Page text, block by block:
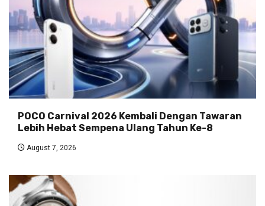
POCO Carnival 2026 Kembali Dengan Tawaran
Lebih Hebat Sempena Ulang Tahun Ke-8
August 7, 2026